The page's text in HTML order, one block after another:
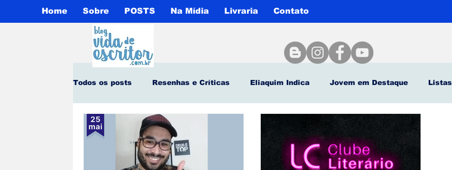
Home Sobre POSTS Na Mídia Livraria Contato
Todos os posts Resenhas e Críticas Eliaquim Indica Jovem em Destaque Listas
Notícias Culturais Agenda Cultural Eliaquim Batista Entrevista
Contos e Crônicas Opinião Pública Por falar em arte Autor Clássico